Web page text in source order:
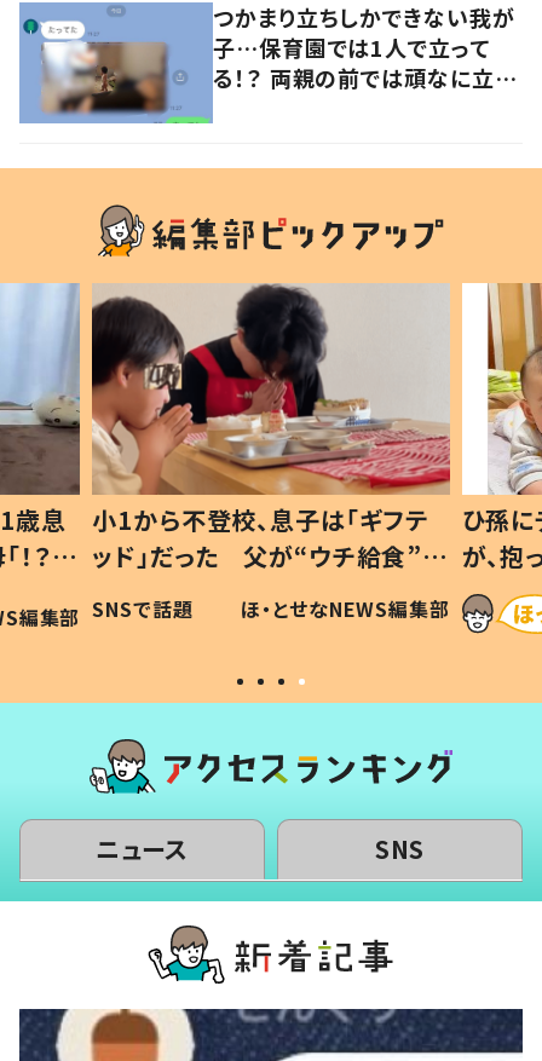
つかまり立ちしかできない我が
子…保育園では1人で立って
る！？ 両親の前では頑なに立た
歳息
？」
編集部
小1から不登校、息子は「ギフテ
ッド」だった 父が“ウチ給食”を
作り続ける理由とは #令和の親
#令和の子
SNSで話題 ほ・とせなNEWS編集部
ひ孫
が、
「涙が
い」
ニュース SNS